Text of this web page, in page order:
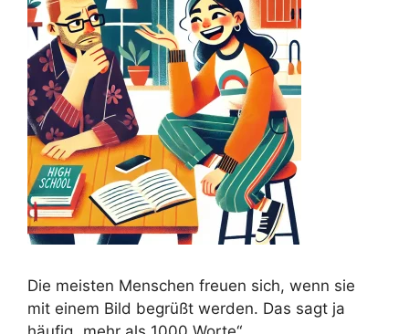
Die meisten Menschen freuen sich, wenn sie
mit einem Bild begrüßt werden. Das sagt ja